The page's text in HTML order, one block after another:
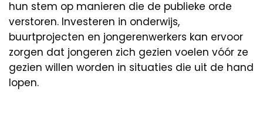
hun stem op manieren die de publieke orde
verstoren. Investeren in onderwijs,
buurtprojecten en jongerenwerkers kan ervoor
zorgen dat jongeren zich gezien voelen vóór ze
gezien willen worden in situaties die uit de hand
lopen.